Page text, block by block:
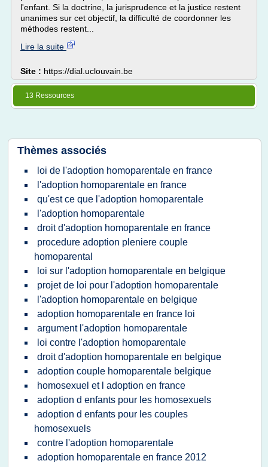
l'enfant. Si la doctrine, la jurisprudence et la justice restent
unanimes sur cet objectif, la difficulté de coordonner les
méthodes restent...
Lire la suite
Site : https://dial.uclouvain.be
13 Ressources
Thèmes associés
loi de l'adoption homoparentale en france
l'adoption homoparentale en france
qu'est ce que l'adoption homoparentale
l'adoption homoparentale
droit d'adoption homoparentale en france
procedure adoption pleniere couple
homoparental
loi sur l'adoption homoparentale en belgique
projet de loi pour l'adoption homoparentale
l'adoption homoparentale en belgique
adoption homoparentale en france loi
argument l'adoption homoparentale
loi contre l'adoption homoparentale
droit d'adoption homoparentale en belgique
adoption couple homoparentale belgique
homosexuel et l adoption en france
adoption d enfants pour les homosexuels
adoption d enfants pour les couples
homosexuels
contre l'adoption homoparentale
adoption homoparentale en france 2012